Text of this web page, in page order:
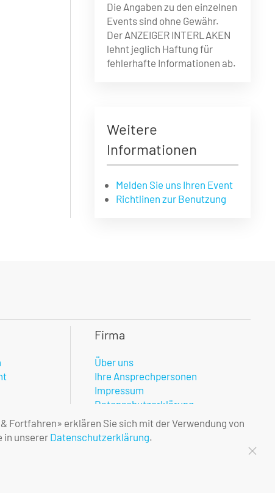
Die Angaben zu den einzelnen
Events sind ohne Gewähr.
Der ANZEIGER INTERLAKEN
lehnt jeglich Haftung für
fehlerhafte Informationen ab.
Weitere
Informationen
Melden Sie uns Ihren Event
Richtlinen zur Benutzung
Firma
Über uns
Ihre Ansprechpersonen
Impressum
Datenschutzerklärung
Fortfahren» erklären Sie sich mit der Verwendung von
in unserer Datenschutzerklärung.